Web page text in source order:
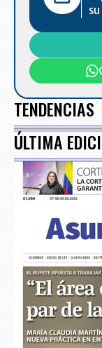
TENDENCIAS
ÚLTIMA